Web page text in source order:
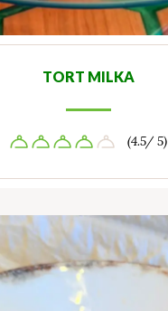
TORT MILKA
(4.5/ 5)